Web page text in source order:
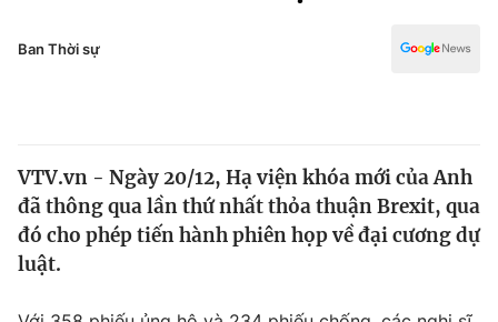
Thế giới
Tin tức
Thế giới đó đây
Y tế
Ban Thời sự
VTV.vn - Ngày 20/12, Hạ viện khóa mới của Anh
đã thông qua lần thứ nhất thỏa thuận Brexit, qua
đó cho phép tiến hành phiên họp về đại cương dự
luật.